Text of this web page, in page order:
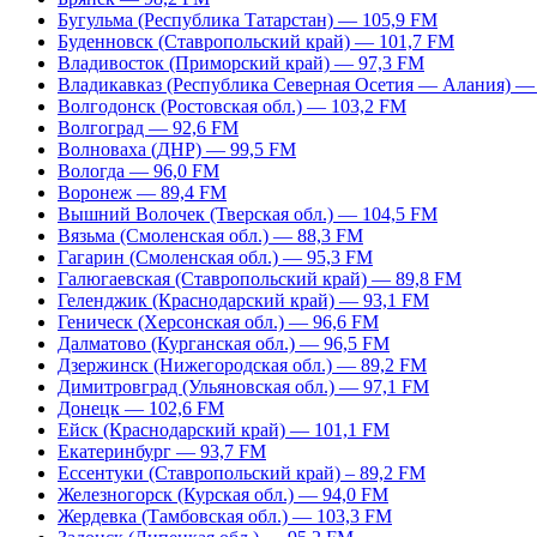
Бугульма (Республика Татарстан) — 105,9 FM
Буденновск (Ставропольский край) — 101,7 FM
Владивосток (Приморский край) — 97,3 FM
Владикавказ (Республика Северная Осетия — Алания)
Волгодонск (Ростовская обл.) — 103,2 FM
Волгоград — 92,6 FM
Волноваха (ДНР) — 99,5 FM
Вологда — 96,0 FM
Воронеж — 89,4 FM
Вышний Волочек (Тверская обл.) — 104,5 FM
Вязьма (Смоленская обл.) — 88,3 FM
Гагарин (Смоленская обл.) — 95,3 FM
Галюгаевская (Ставропольский край) — 89,8 FM
Геленджик (Краснодарский край) — 93,1 FM
Геническ (Херсонская обл.) — 96,6 FM
Далматово (Курганская обл.) — 96,5 FM
Дзержинск (Нижегородская обл.) — 89,2 FM
Димитровград (Ульяновская обл.) — 97,1 FM
Донецк — 102,6 FM
Ейск (Краснодарский край) — 101,1 FM
Екатеринбург — 93,7 FM
Ессентуки (Ставропольский край) – 89,2 FM
Железногорск (Курская обл.) — 94,0 FM
Жердевка (Тамбовская обл.) — 103,3 FM